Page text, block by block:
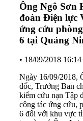
Ông Ngô Sơn
đoàn Điện lực
ứng cứu
6 tại Quảng
• 18/09/2018 16:14
Ngày 16/09/2018,
đốc, Trưởng Ban
kiếm cứu nạn Tập
công tác ứng cứu,
6 đối với khu vực